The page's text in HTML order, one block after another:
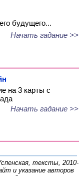
будущего...
Начать гадание >>
на 3 карты с
Начать гадание >>
тексты, 2010-
и указание авторов